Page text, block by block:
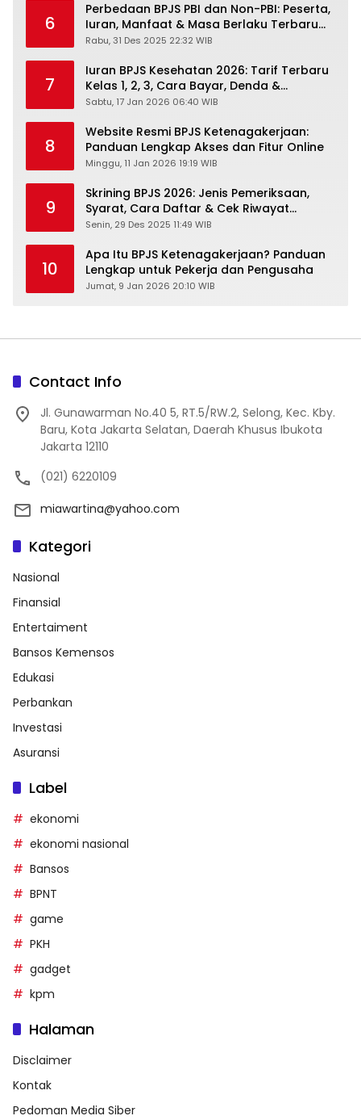
6
Perbedaan BPJS PBI dan Non-PBI: Peserta,
Iuran, Manfaat & Masa Berlaku Terbaru
2026
Rabu, 31 Des 2025 22:32 WIB
7
Iuran BPJS Kesehatan 2026: Tarif Terbaru
Kelas 1, 2, 3, Cara Bayar, Denda &
Panduan Lengkap Peserta JKN-KIS
Sabtu, 17 Jan 2026 06:40 WIB
8
Website Resmi BPJS Ketenagakerjaan:
Panduan Lengkap Akses dan Fitur Online
Minggu, 11 Jan 2026 19:19 WIB
9
Skrining BPJS 2026: Jenis Pemeriksaan,
Syarat, Cara Daftar & Cek Riwayat
Kesehatan Gratis
Senin, 29 Des 2025 11:49 WIB
10
Apa Itu BPJS Ketenagakerjaan? Panduan
Lengkap untuk Pekerja dan Pengusaha
Jumat, 9 Jan 2026 20:10 WIB
Contact Info
Jl. Gunawarman No.40 5, RT.5/RW.2, Selong, Kec. Kby.
Baru, Kota Jakarta Selatan, Daerah Khusus Ibukota
Jakarta 12110
(021) 6220109
miawartina@yahoo.com
Kategori
Nasional
Finansial
Entertaiment
Bansos Kemensos
Edukasi
Perbankan
Investasi
Asuransi
Label
ekonomi
ekonomi nasional
Bansos
BPNT
game
PKH
gadget
kpm
Halaman
Disclaimer
Kontak
Pedoman Media Siber